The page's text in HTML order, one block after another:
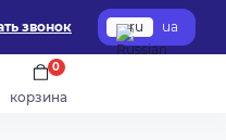
звонок ru ua
корзина
0